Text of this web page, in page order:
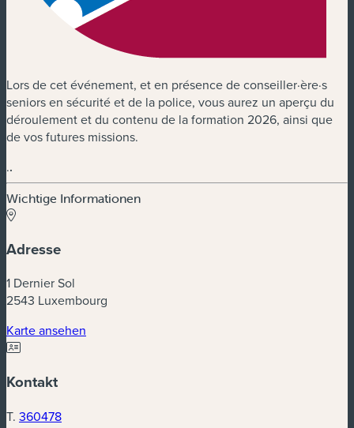
Lors de cet événement, et en présence de conseiller·ère·s
seniors en sécurité et de la police, vous aurez un aperçu du
déroulement et du contenu de la formation 2026, ainsi que
de vos futures missions.
..
Wichtige Informationen
Adresse
1 Dernier Sol
2543 Luxembourg
Karte ansehen
Kontakt
T. 360478